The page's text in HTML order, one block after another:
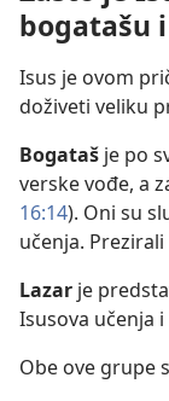
bogatašu
Isus je ovom
doživeti veliku
Bogataš je po
verske vođe, a
16:14). Oni su
učenja.
Lazar je
Isusova učenja
Obe ove grupe